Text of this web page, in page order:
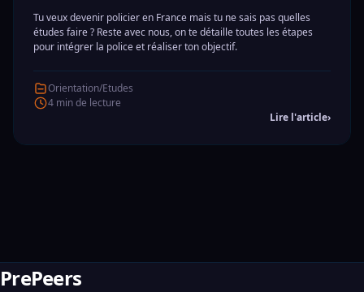
Tu veux devenir policier en France mais tu ne sais pas quelles
études faire ? Reste avec nous, on te détaille toutes les étapes
pour intégrer la police et réaliser ton objectif.
Orientation/Etudes
4 min de lecture
Lire l'article›
PrePeers